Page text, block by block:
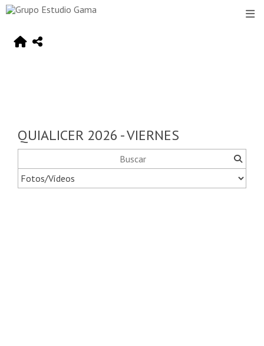
QUIALICER 2026 - VIERNES